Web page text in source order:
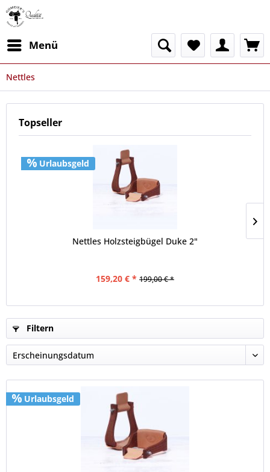
Menü
Nettles
Topseller
Urlaubsgeld
Nettles Holzsteigbügel Duke 2"
159,20 € * 199,00 € *
Filtern
Urlaubsgeld